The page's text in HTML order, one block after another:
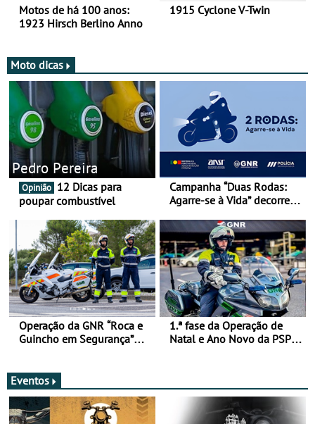
Motos de há 100 anos:
1923 Hirsch Berlino Anno
1915 Cyclone V-Twin
Moto dicas
Pedro Pereira
Opinião
poupar combustível
Campanha “Duas Rodas:
Agarre-se à Vida” decorre
Operação da GNR “Roca e
Guincho em Segurança”
1.ª fase da Operação de
Natal e Ano Novo da PSP e
Eventos